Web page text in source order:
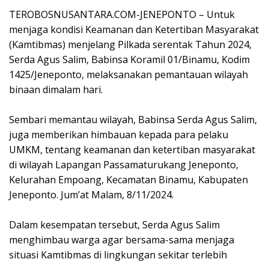
TEROBOSNUSANTARA.COM-JENEPONTO – Untuk
menjaga kondisi Keamanan dan Ketertiban Masyarakat
(Kamtibmas) menjelang Pilkada serentak Tahun 2024,
Serda Agus Salim, Babinsa Koramil 01/Binamu, Kodim
1425/Jeneponto, melaksanakan pemantauan wilayah
binaan dimalam hari.
Sembari memantau wilayah, Babinsa Serda Agus Salim,
juga memberikan himbauan kepada para pelaku
UMKM, tentang keamanan dan ketertiban masyarakat
di wilayah Lapangan Passamaturukang Jeneponto,
Kelurahan Empoang, Kecamatan Binamu, Kabupaten
Jeneponto. Jum’at Malam, 8/11/2024.
Dalam kesempatan tersebut, Serda Agus Salim
menghimbau warga agar bersama-sama menjaga
situasi Kamtibmas di lingkungan sekitar terlebih